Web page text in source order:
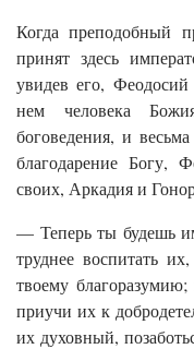
Когда преподобный
принят здесь
увидев его,
нем человека
боговедения, и
благодарение Богу,
своих, Аркадия и
— Теперь ты будешь
труднее воспитать
твоему
приучи их к
их духовный,